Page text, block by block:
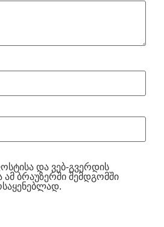
და ვებ-გვერდის
ამ ბრაუზერში შემდგომში